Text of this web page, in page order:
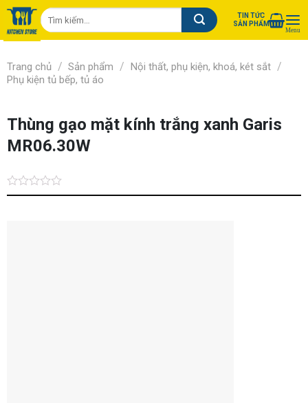
Chuyển
đến
nội
dung
Tìm
kiếm:
TIN TỨC
SẢN PHẨM
Trang chủ / Sản phẩm / Nội thất, phụ kiện, khoá, két sắt /
Phụ kiện tủ bếp, tủ áo
Thùng gạo mặt kính trắng xanh Garis
MR06.30W
Được